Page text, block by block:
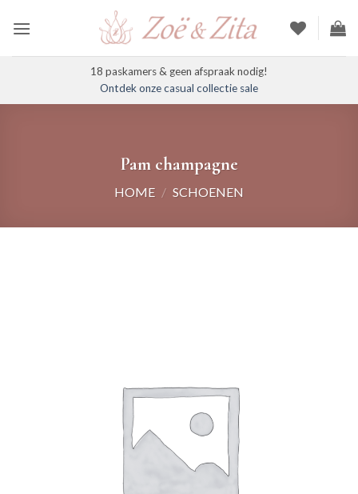
naar
18 paskamers & geen afspraak nodig!
Ontdek onze casual collectie sale
Pam champagne
HOME / SCHOENEN